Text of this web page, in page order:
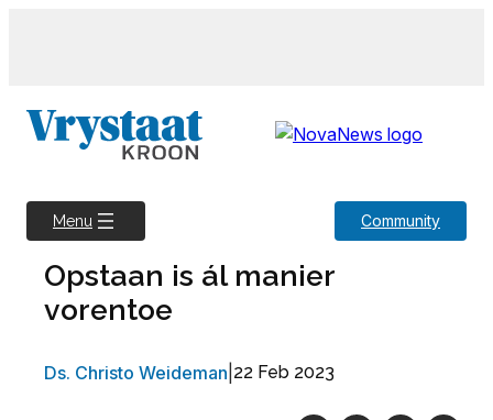
Menu Community
Opstaan is ál manier
vorentoe
Ds. Christo Weideman 22 Feb 2023